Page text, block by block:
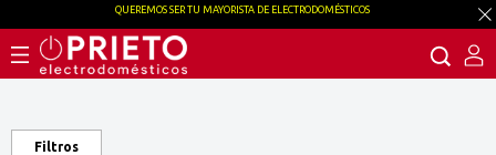
Filtros
QUEREMOS SER TU MAYORISTA DE ELECTRODOMÉSTICOS